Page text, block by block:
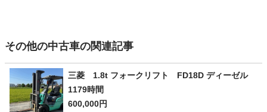
その他の中古車の関連記事
三菱 1.8t フォークリフト FD18D ディーゼル
1179時間
600,000円